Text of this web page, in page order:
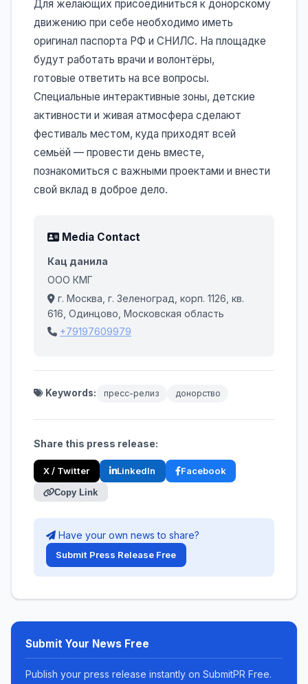
Для желающих присоединиться к донорскому
движению при себе необходимо иметь
оригинал паспорта РФ и СНИЛС. На площадке
будут работать врачи и волонтёры,
готовые ответить на все вопросы.
Специальные интерактивные зоны, детские
активности и живая атмосфера сделают
фестиваль местом, куда приходят всей
семьёй — провести день вместе,
познакомиться с важными проектами и внести
свой вклад в доброе дело.
Media Contact
Кац данила
ООО КМГ
г. Москва, г. Зеленоград, корп. 1126, кв.
616, Одинцово, Московская область
+79197609979
Keywords: пресс-релиз донорство
Share this press release:
X / Twitter LinkedIn Facebook
Copy Link
Have your own news to share?
Submit Press Release Free
Submit Your News Free
Publish your press release instantly on SubmitPR Free.